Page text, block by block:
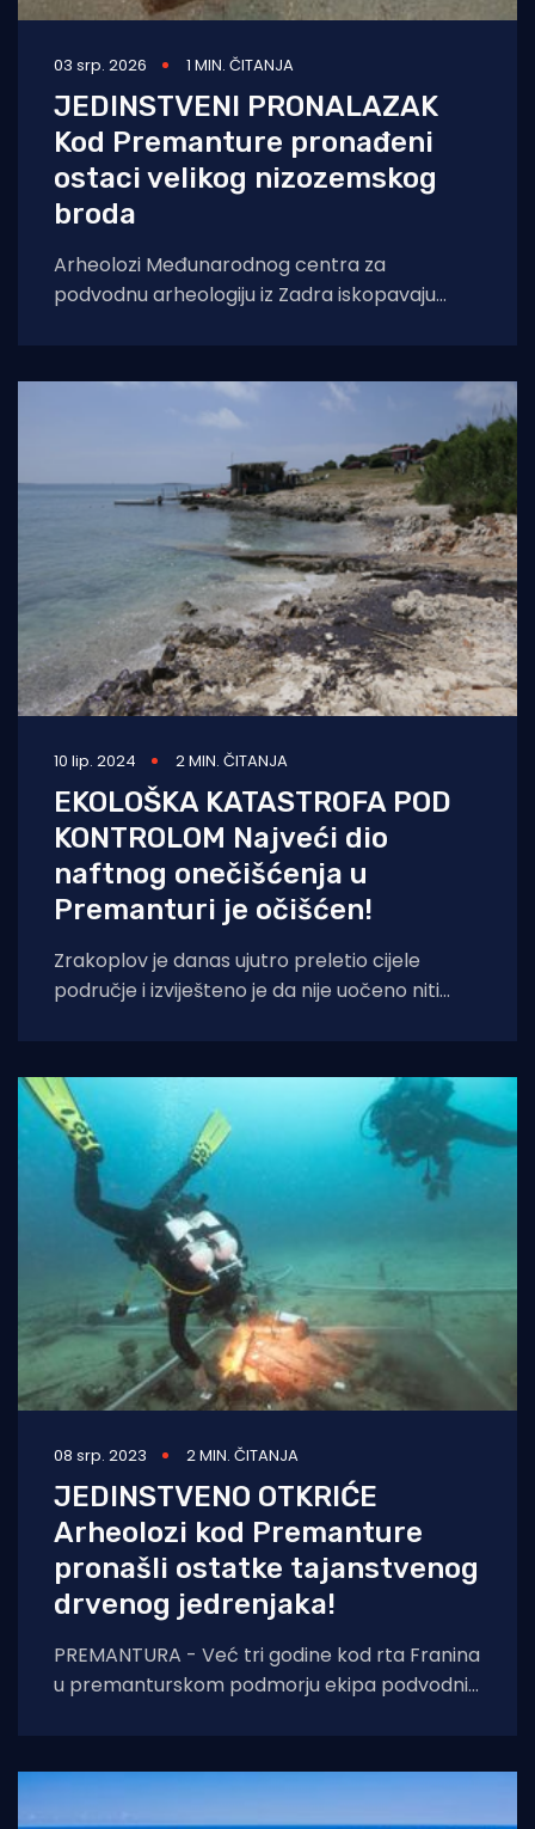
03 srp. 2026 1 MIN. ČITANJA
JEDINSTVENI PRONALAZAK
Kod Premanture pronađeni
ostaci velikog nizozemskog
broda
Arheolozi Međunarodnog centra za
podvodnu arheologiju iz Zadra iskopavaju
10 lip. 2024 2 MIN. ČITANJA
EKOLOŠKA KATASTROFA POD
KONTROLOM Najveći dio
naftnog onečišćenja u
Premanturi je očišćen!
Zrakoplov je danas ujutro preletio cijele
područje i izviješteno je da nije uočeno niti
08 srp. 2023 2 MIN. ČITANJA
JEDINSTVENO OTKRIĆE
Arheolozi kod Premanture
pronašli ostatke tajanstvenog
drvenog jedrenjaka!
PREMANTURA - Već tri godine kod rta Franina
u premanturskom podmorju ekipa podvodnih